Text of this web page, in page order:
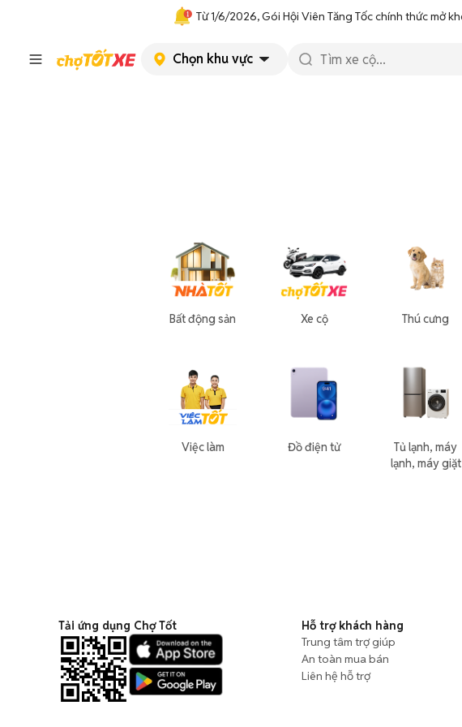
Từ 1/6/2026, Gói Hội Viên Tăng Tốc chính thức mở
Chọn khu vực
Bất động sản
Việc làm
Xe cộ
Đồ điện tử
Thú cưng
Tủ lạnh, máy
lạnh, máy giặt
Tải ứng dụng Chợ Tốt
Hỗ trợ khách hàng
Trung tâm trợ giúp
An toàn mua bán
Liên hệ hỗ trợ